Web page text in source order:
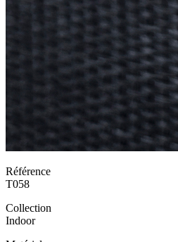
Référence
T058
Collection
Indoor